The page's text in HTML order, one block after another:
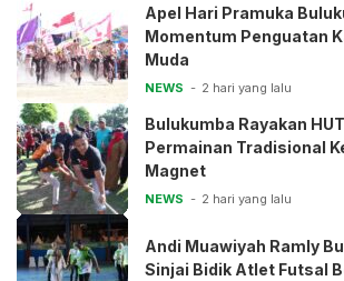
Apel Hari Pramuka
Momentum Penguatan
Muda
NEWS 2 hari yang lalu
Bulukumba Rayakan HUT
Permainan Tradisional
Magnet
NEWS 2 hari yang lalu
Andi Muawiyah Ramly
Sinjai Bidik Atlet Futsal